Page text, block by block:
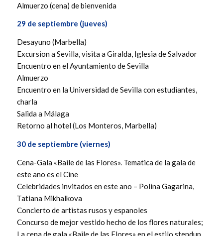
Almuerzo (cena) de bienvenida
29 de septiembre (jueves)
Desayuno (Marbella)
Excursion a Sevilla, visita a Giralda, Iglesia de Salvador
Encuentro en el Ayuntamiento de Sevilla
Almuerzo
Encuentro en la Universidad de Sevilla con estudiantes,
charla
Salida a Málaga
Retorno al hotel (Los Monteros, Marbella)
30 de septiembre (viernes)
Cena-Gala «Baile de las Flores». Tematica de la gala de
este ano es el Cine
Celebridades invitados en este ano – Polina Gagarina,
Тatiana Mikhalkova
Concierto de artistas rusos y espanoles
Concurso de mejor vestido hecho de los flores naturales;
La cena de gala «Baile de las Flores» en el estilo stendup